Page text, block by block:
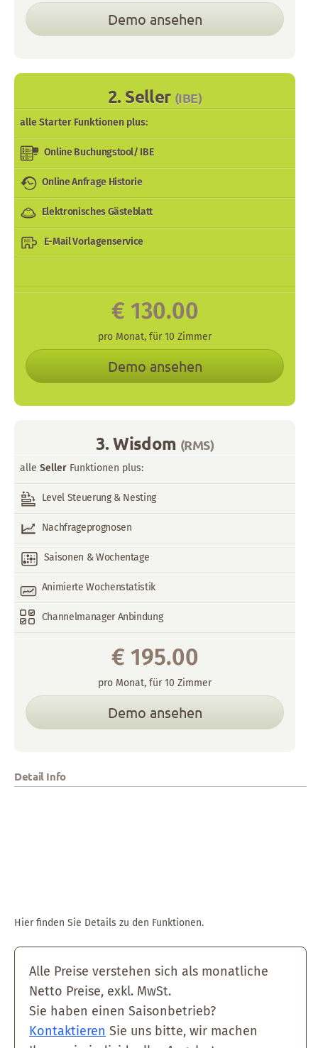
Demo ansehen
2. Seller (IBE)
alleStarter Funktionen plus:
Online Buchungstool/ IBE
Online Anfrage Historie
Elektronisches Gästeblatt
E-Mail Vorlagenservice
€ 130.00
pro Monat, für 10 Zimmer
Demo ansehen
3. Wisdom (RMS)
alle Seller Funktionen plus:
Level Steuerung & Nesting
Nachfrageprognosen
Saisonen & Wochentage
Animierte Wochenstatistik
Channelmanager Anbindung
€ 195.00
pro Monat, für 10 Zimmer
Demo ansehen
Detail Info
Hier finden Sie Details zu den Funktionen.
Alle Preise verstehen sich als monatliche
Netto Preise, exkl. MwSt.
Sie haben einen Saisonbetrieb?
Kontaktieren Sie uns bitte, wir machen